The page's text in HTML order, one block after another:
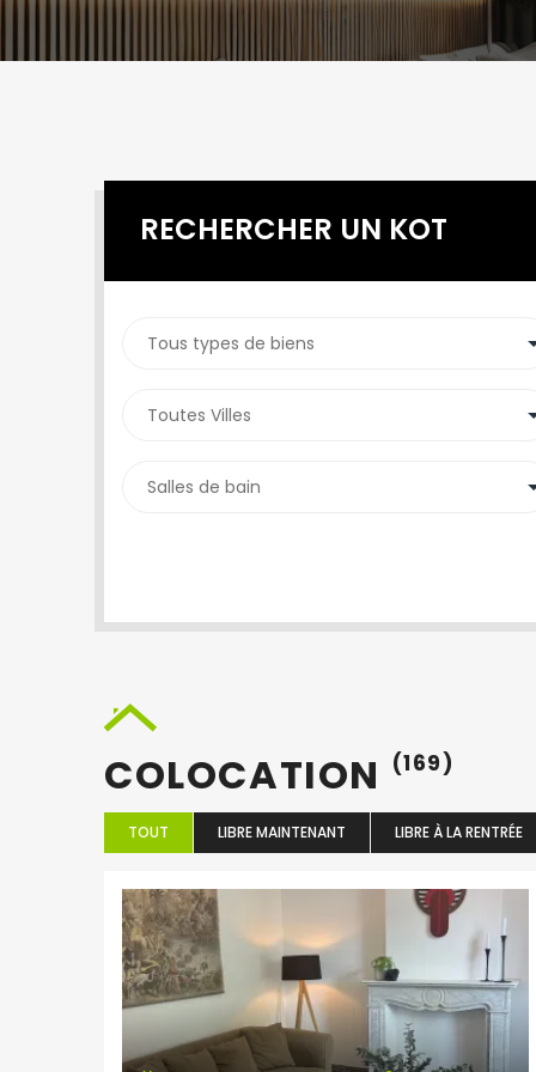
RECHERCHER UN KOT
COLOCATION (169)
TOUT LIBRE MAINTENANT LIBRE À LA RENTRÉE